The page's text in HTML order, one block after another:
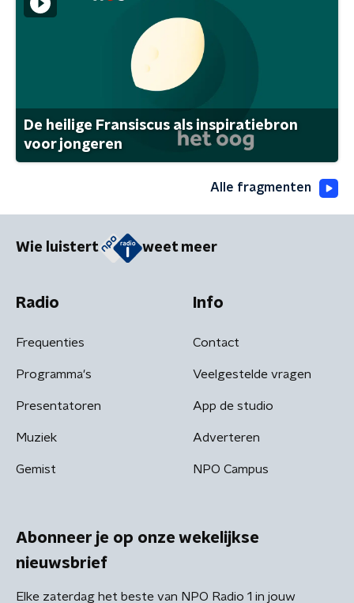
De heilige Fransiscus als inspiratiebron
voor jongeren
Alle fragmenten
Wie luistert weet meer
Radio
Frequenties
Programma's
Presentatoren
Muziek
Gemist
Info
Contact
Veelgestelde vragen
App de studio
Adverteren
NPO Campus
Abonneer je op onze wekelijkse
nieuwsbrief
Elke zaterdag het beste van NPO Radio 1 in jouw